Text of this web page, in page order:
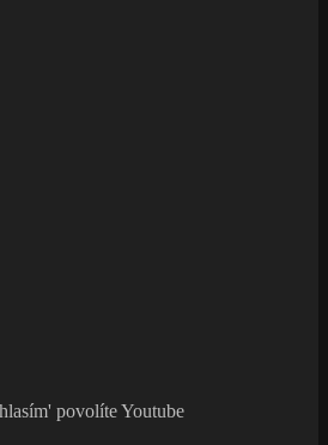
povolíte Youtube